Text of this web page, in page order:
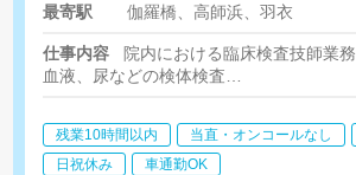
最寄駅
伽羅橋、高師浜、羽衣
仕事内容
院内における臨床検査技師業務
血液、尿などの検体検査
残業10時間以内 当直・オンコールなし
日祝休み
車通勤OK